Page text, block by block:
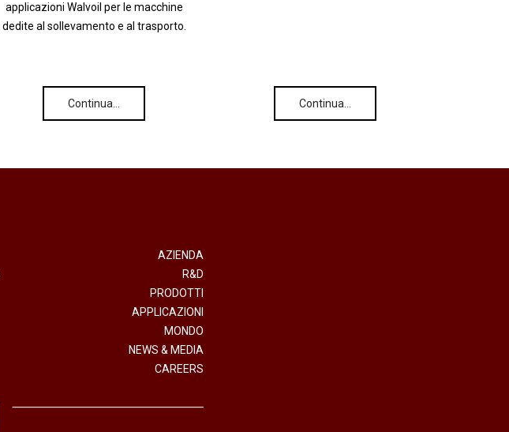
applicazioni Walvoil per le macchine
dedite al sollevamento e al trasporto.
Continua… Continua…
AZIENDA
R&D
PRODOTTI
APPLICAZIONI
MONDO
NEWS & MEDIA
CAREERS